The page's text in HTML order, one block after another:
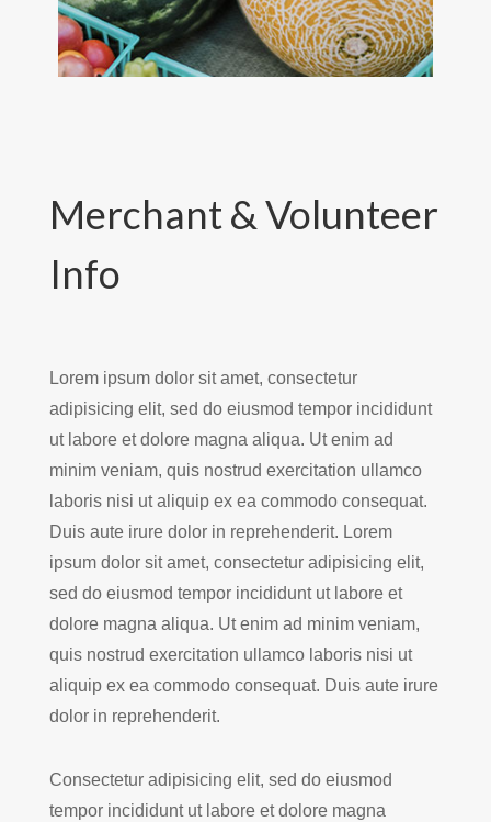
Merchant & Volunteer
Info
Lorem ipsum dolor sit amet, consectetur
adipisicing elit, sed do eiusmod tempor incididunt
ut labore et dolore magna aliqua. Ut enim ad
minim veniam, quis nostrud exercitation ullamco
laboris nisi ut aliquip ex ea commodo consequat.
Duis aute irure dolor in reprehenderit. Lorem
ipsum dolor sit amet, consectetur adipisicing elit,
sed do eiusmod tempor incididunt ut labore et
dolore magna aliqua. Ut enim ad minim veniam,
quis nostrud exercitation ullamco laboris nisi ut
aliquip ex ea commodo consequat. Duis aute irure
dolor in reprehenderit.
Consectetur adipisicing elit, sed do eiusmod
tempor incididunt ut labore et dolore magna